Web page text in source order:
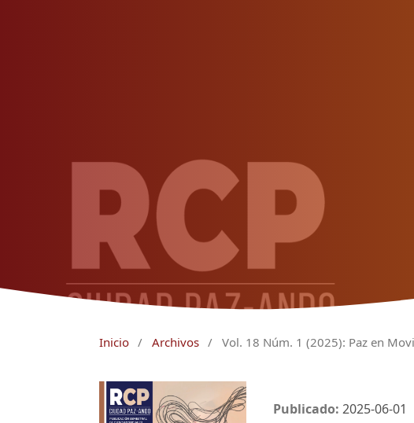
Inicio / Archivos / Vol. 18 Núm. 1 (2025): Paz en
Publicado:2025-06-01